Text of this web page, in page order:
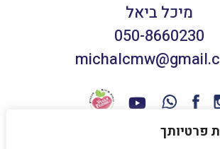
פרטיותך
מיכל ביאל
050-8660230